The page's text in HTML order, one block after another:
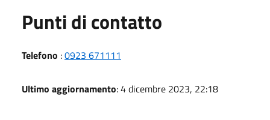
Punti di contatto
Telefono :0923 671111
Ultimo aggiornamento: 4 dicembre 2023, 22:18